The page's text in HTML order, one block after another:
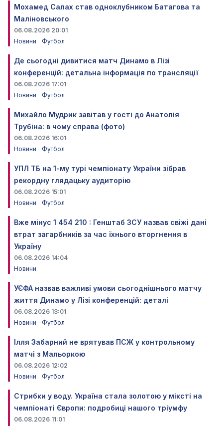
Мохамед Салах став одноклубником Батагова та
Маліновського
06.08.2026 20:01
Новини
Футбол
Де сьогодні дивитися матч Динамо в Лізі
конференцій: детальна інформація по трансляції
06.08.2026 17:01
Новини
Футбол
Михайло Мудрик завітав у гості до Анатолія
Трубіна: в чому справа (фото)
06.08.2026 16:01
Новини
Футбол
УПЛ ТБ на 1-му турі чемпіонату України зібрав
рекордну глядацьку аудиторію
06.08.2026 15:01
Новини
Футбол
Вже мінус 1 454 210 : Генштаб ЗСУ назвав свіжі дані
втрат загарбників за час їхнього вторгнення в
Україну
06.08.2026 14:04
Новини
УЄФА назвав важливі умови сьогоднішнього матчу
життя Динамо у Лізі конференцій: деталі
06.08.2026 13:01
Новини
Футбол
Ілля Забарний не врятував ПСЖ у контрольному
матчі з Мальоркою
06.08.2026 12:02
Новини
Футбол
Стрибки у воду. Україна стала золотою у міксті на
чемпіонаті Європи: подробиці нашого тріумфу
06.08.2026 11:01